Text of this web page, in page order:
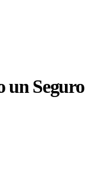
un Seguro